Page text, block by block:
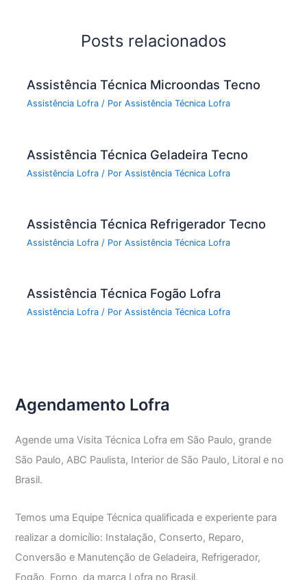
Posts relacionados
Assistência Técnica Microondas Tecno
Assistência Lofra / PorAssistência Técnica Lofra
Assistência Técnica Geladeira Tecno
Assistência Lofra / PorAssistência Técnica Lofra
Assistência Técnica Refrigerador Tecno
Assistência Lofra / PorAssistência Técnica Lofra
Assistência Técnica Fogão Lofra
Assistência Lofra / PorAssistência Técnica Lofra
Agendamento Lofra
Agende uma Visita Técnica Lofra em São Paulo, grande
São Paulo, ABC Paulista, Interior de São Paulo, Litoral e no
Brasil.
Temos uma Equipe Técnica qualificada e experiente para
realizar a domicílio: Instalação, Conserto, Reparo,
Conversão e Manutenção de Geladeira, Refrigerador,
Fogão, Forno, da marca Lofra no Brasil.